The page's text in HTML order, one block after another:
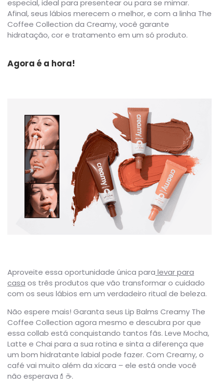
especial, ideal para presentear ou para se mimar.
Afinal, seus lábios merecem o melhor, e com a linha The
Coffee Collection da Creamy, você garante
hidratação, cor e tratamento em um só produto.
Agora é a hora!
Aproveite essa oportunidade única para levar para
casa os três produtos que vão transformar o cuidado
com os seus lábios em um verdadeiro ritual de beleza.
Não espere mais! Garanta seus Lip Balms Creamy The
Coffee Collection agora mesmo e descubra por que
essa collab está conquistando tantos fãs. Leve Mocha,
Latte e Chai para a sua rotina e sinta a diferença que
um bom hidratante labial pode fazer. Com Creamy, o
café vai muito além da xícara – ele está onde você
não esperava💄☕.